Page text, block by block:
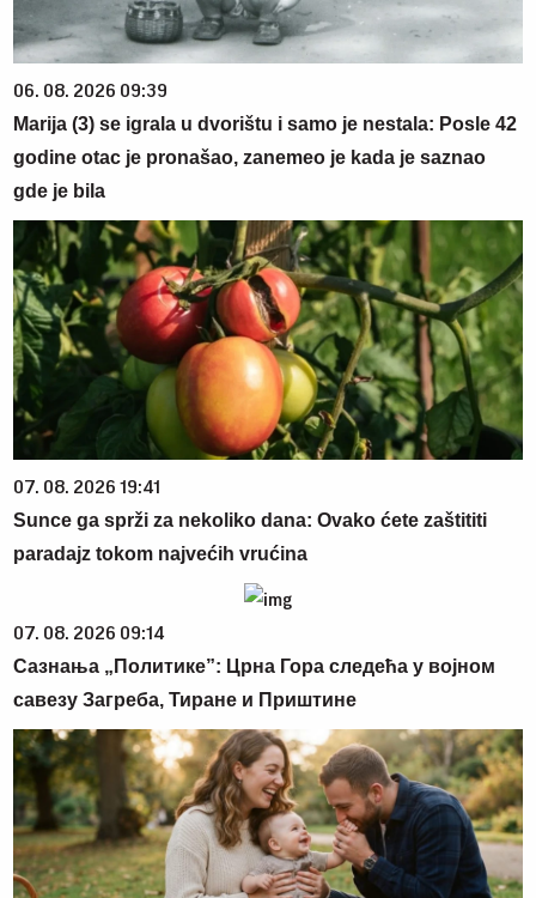
06. 08. 2026 09:39
Marija (3) se igrala u dvorištu i samo je nestala: Posle 42
godine otac je pronašao, zanemeo je kada je saznao
gde je bila
07. 08. 2026 19:41
Sunce ga sprži za nekoliko dana: Ovako ćete zaštititi
paradajz tokom najvećih vrućina
07. 08. 2026 09:14
Сазнања „Политике”: Црна Гора следећа у војном
савезу Загреба, Тиране и Приштине